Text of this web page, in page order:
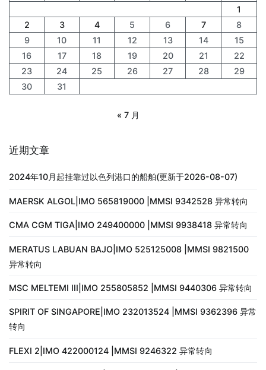
1
2
3 4 5 6 7
8
9
10 11 12 13 14
15
16
17 18 19 20 21
22
23
24 25 26 27 28
29
30
31
« 7 月
近期文章
2024年10月起挂靠过以色列港口的船舶(更新于2026-08-07)
MAERSK ALGOL|IMO 565819000 |MMSI 9342528 异常转向
CMA CGM TIGA|IMO 249400000 |MMSI 9938418 异常转向
MERATUS LABUAN BAJO|IMO 525125008 |MMSI 9821500
异常转向
MSC MELTEMI III|IMO 255805852 |MMSI 9440306 异常转向
SPIRIT OF SINGAPORE|IMO 232013524 |MMSI 9362396 异常
转向
FLEXI 2|IMO 422000124 |MMSI 9246322 异常转向